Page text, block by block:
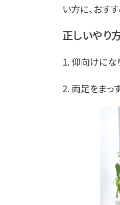
い方に、おす
正しいやり
1. 仰向けにな
2. 両足をまっ